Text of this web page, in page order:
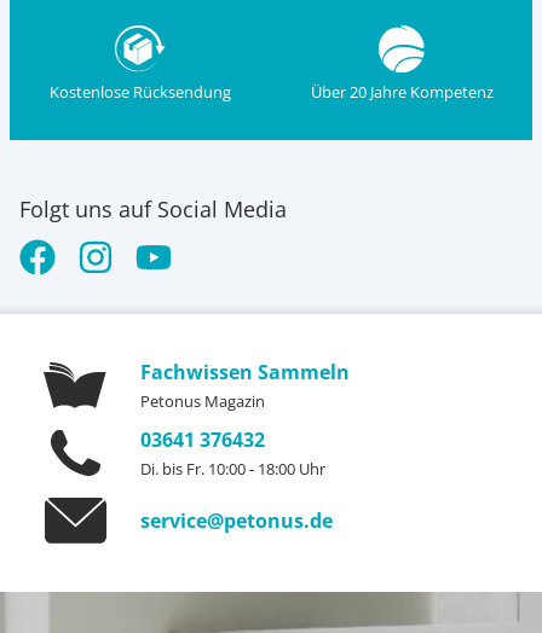
Kostenlose Rücksendung Über 20 Jahre Kompetenz
Folgt uns auf Social Media
Fachwissen Sammeln
Petonus Magazin
03641 376432
Di. bis Fr. 10:00 - 18:00 Uhr
service@petonus.de